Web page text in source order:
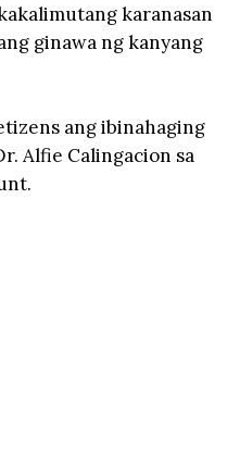
karanasan
ginawa ng kanyang
ang ibinahaging
Alfie Calingacion sa